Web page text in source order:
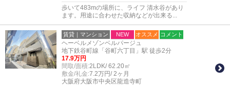
歩いて483mの場所に、ライフ 清水谷があり
ます。用途に合わせた収納などが出来る...
賃貸｜マンション NEW オススメ コメント
ヘーベルメゾンベルパージュ
地下鉄谷町線「谷町六丁目」駅 徒歩2分
17.9万円
間取/面積:2LDK/ 62.20㎡
敷金/礼金:7.2万円/ 2ヶ月
大阪府大阪市中央区龍造寺町